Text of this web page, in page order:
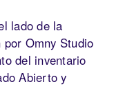
lado de la
Omny Studio
del inventario
Abierto y